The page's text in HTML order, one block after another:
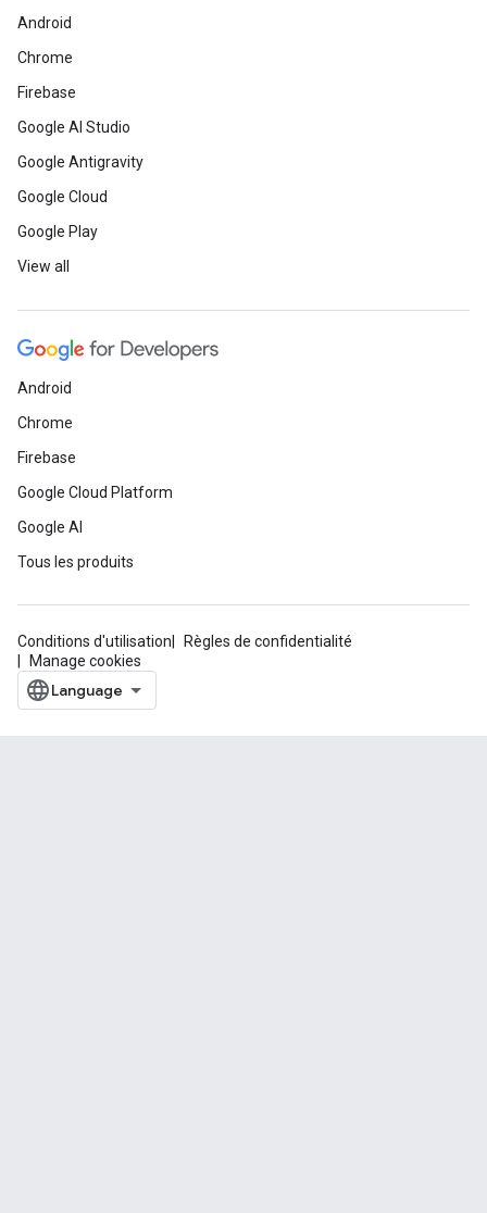
Android
Chrome
Firebase
Google AI Studio
Google Antigravity
Google Cloud
Google Play
View all
Android
Chrome
Firebase
Google Cloud Platform
Google AI
Tous les produits
Conditions d'utilisation
Règles de confidentialité
Manage cookies